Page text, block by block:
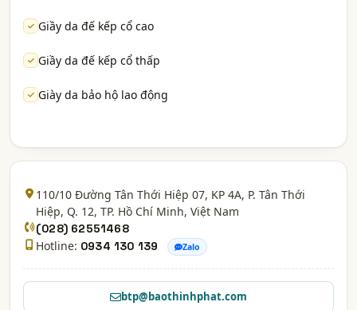
Giầy da đế kếp cổ cao
Giầy da đế kếp cổ thấp
Giày da bảo hộ lao động
110/10 Đường Tân Thới Hiệp 07, KP 4A, P. Tân Thới
Hiệp, Q. 12, TP. Hồ Chí Minh, Việt Nam
(028) 62551468
Hotline: 0934 130 139 Zalo
btp@baothinhphat.com